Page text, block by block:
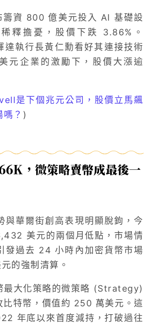
籌資 800 億美元投入 AI 基礎設
釋擔憂，股價下跌 3.86%。
執行長黃仁勳看好其連接技術
元企業的激勵下，股價大漲逾
是下個兆元公司，股價立馬飆
？ )
，微策略賣幣成最後一
與華爾街創高表現明顯脫鉤，今
美元的兩個月低點，市場情
發過去 24 小時內加密貨幣市場
的強制清算。
最大化策略的微策略 (Strategy)
特幣，價值約 250 萬美元。這
年底以來首度減持，打破過往